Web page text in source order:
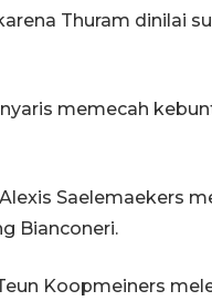
Thuram dinilai
memecah
Saelemaekers
Bianconeri.
Koopmeiners